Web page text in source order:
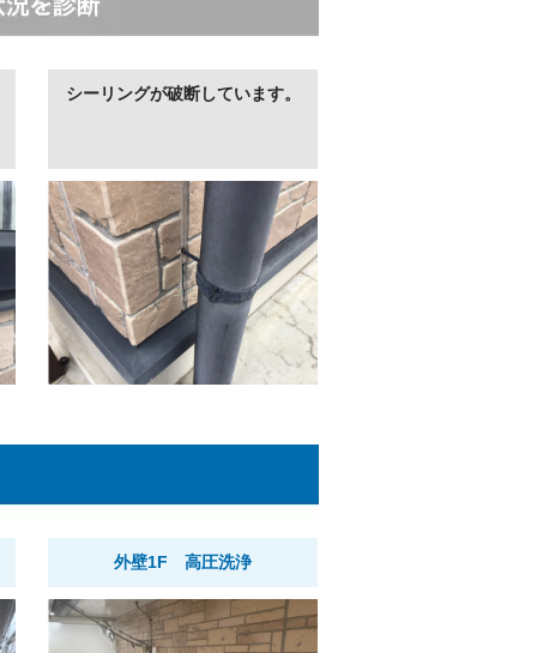
シーリングが破断しています。
外壁1F 高圧洗浄